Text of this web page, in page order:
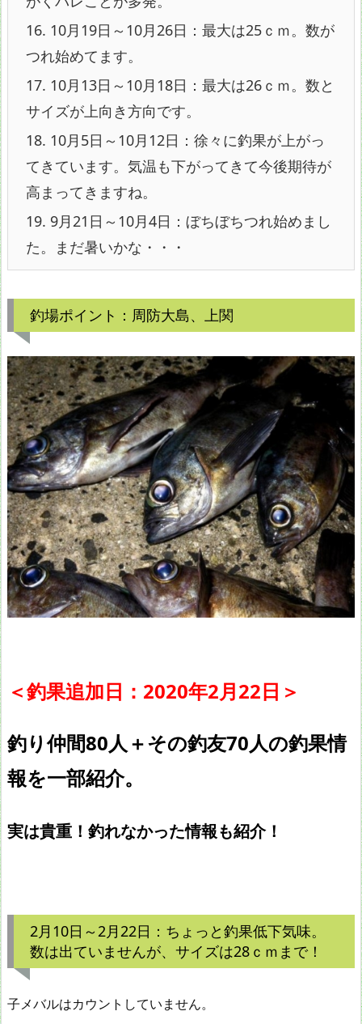
16. 10月19日～10月26日：最大は25ｃｍ。数が
つれ始めてます。
17. 10月13日～10月18日：最大は26ｃｍ。数と
サイズが上向き方向です。
18. 10月5日～10月12日：徐々に釣果が上がっ
てきています。気温も下がってきて今後期待が
高まってきますね。
19. 9月21日～10月4日：ぼちぼちつれ始めまし
た。まだ暑いかな・・・
釣場ポイント：周防大島、上関
＜釣果追加日：2020年2月22日＞
釣り仲間80人＋その釣友70人の釣果情
報を一部紹介。
実は貴重！釣れなかった情報も紹介！
2月10日～2月22日：ちょっと釣果低下気味。
数は出ていませんが、サイズは28ｃｍまで！
子メバルはカウントしていません。